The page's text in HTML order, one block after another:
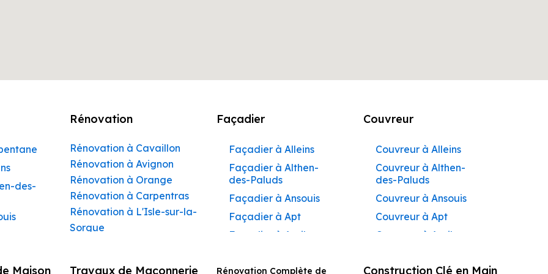
des-
Rénovation
Rénovation à Cavaillon
Rénovation à Avignon
Rénovation à Orange
Rénovation à Carpentras
Rénovation à L'Isle-sur-la-
Sorgue
Façadier
Façadier à Alleins
Façadier à Althen-
des-Paluds
Façadier à Ansouis
Façadier à Apt
Façadier à Auribeau
Façadier à
Couvreur
Couvreur à Alleins
Couvreur à Althen-
des-Paluds
Couvreur à Ansouis
Couvreur à Apt
Couvreur à Auribeau
Couvreur à Avignon
Maison Travaux de Maçonnerie
Rénovation Complète de
Construction Clé en Main